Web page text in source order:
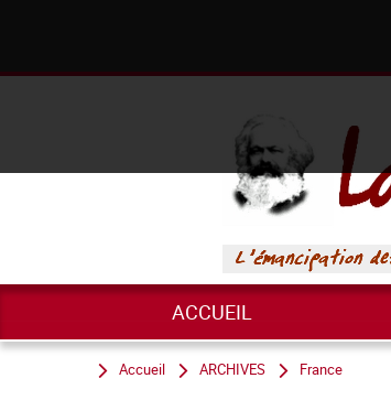
ACCUEIL
Accueil ARCHIVES France